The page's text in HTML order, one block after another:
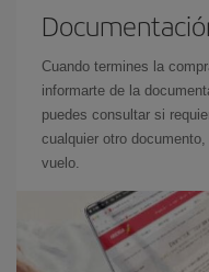
Cuando termines la
informarte de la
puedes consultar si
cualquier otro
vuelo.